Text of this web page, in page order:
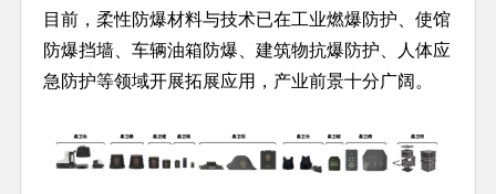
目前，柔性防爆材料与技术已在工业燃爆防护、使馆
防爆挡墙、车辆油箱防爆、建筑物抗爆防护、人体应
急防护等领域开展拓展应用，产业前景十分广阔。